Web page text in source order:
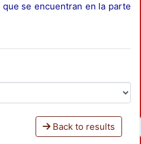
se encuentran en la parte
Back to results